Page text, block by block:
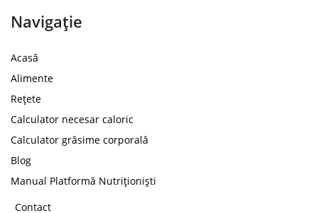
Navigație
Acasă
Alimente
Rețete
Calculator necesar caloric
Calculator grăsime corporală
Blog
Manual Platformă Nutriționiști
Contact